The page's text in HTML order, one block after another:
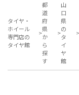
タイヤ・
ホイール
専門店の
タイヤ館
都
道
府
県
か
ら
探
す
山
口
県
の
タ
イ
ヤ
館